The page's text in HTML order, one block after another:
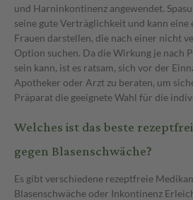
und Harninkontinenz angewendet.
seine gute Verträglichkeit und kann
Frauen darstellen, die nach einer nicht
Option suchen. Da die Wirkung je nach
sein kann, ist es ratsam, sich vor der
Apotheker oder Arzt zu beraten, um
Präparat die geeignete Wahl für die
Welches ist das beste
gegen Blasenschwäche?
Es gibt verschiedene rezeptfreie
Blasenschwäche oder Inkontinenz